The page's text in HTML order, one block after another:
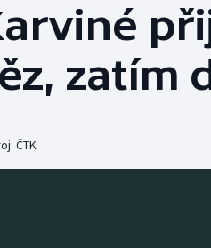
Baseball a softbal
Basketbal
Boby a skeleton
zatím
ČTK